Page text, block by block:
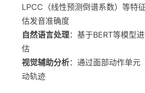
LPCC（线性预测倒谱系数）等特
估发音准确度
自然语言处理：基于BERT等模型
估
视觉辅助分析：通过面部动作单元
动轨迹